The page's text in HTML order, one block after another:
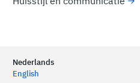
Nederlands
English